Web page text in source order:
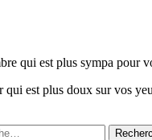
qui est plus sympa pour
qui est plus doux sur vos